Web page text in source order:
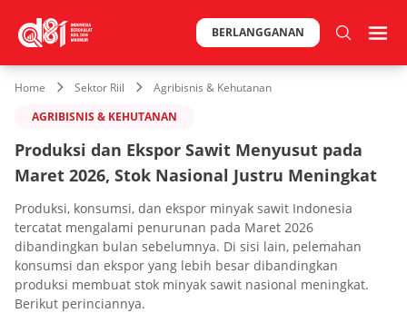
BERLANGGANAN
Home Sektor Riil
Agribisnis & Kehutanan
AGRIBISNIS & KEHUTANAN
Produksi dan Ekspor Sawit Menyusut pada
Maret 2026, Stok Nasional Justru Meningkat
Produksi, konsumsi, dan ekspor minyak sawit Indonesia
tercatat mengalami penurunan pada Maret 2026
dibandingkan bulan sebelumnya. Di sisi lain, pelemahan
konsumsi dan ekspor yang lebih besar dibandingkan
produksi membuat stok minyak sawit nasional meningkat.
Berikut perinciannya.